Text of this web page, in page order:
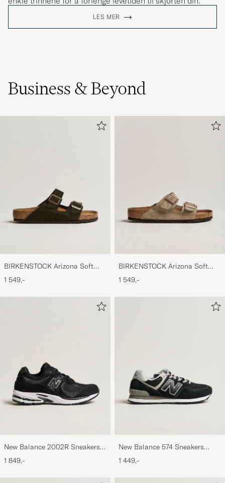
LES MER
Business & Beyond
BIRKENSTOCK Arizona Soft
Footbed Mocca Suede
1 549,-
BIRKENSTOCK Arizona Soft
Footbed Taupe Suede
1 549,-
New Balance 2002R Sneakers
Black
1 849,-
New Balance 574 Sneakers
Black
1 449,-